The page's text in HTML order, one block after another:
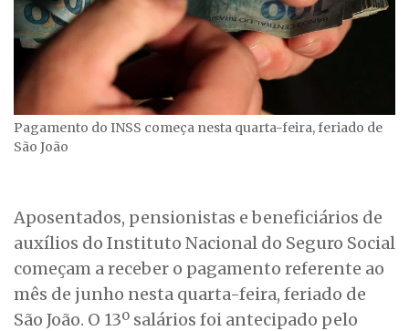
Pagamento do INSS começa nesta quarta-feira, feriado de
São João
Aposentados, pensionistas e beneficiários de
auxílios do Instituto Nacional do Seguro Social
começam a receber o pagamento referente ao
mês de junho nesta quarta-feira, feriado de
São João. O 13º salários foi antecipado pelo